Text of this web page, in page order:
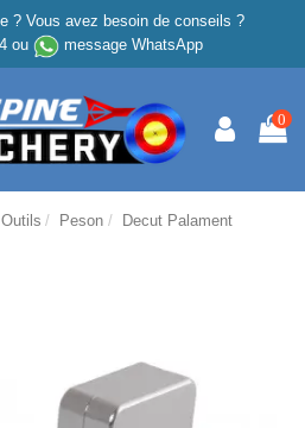
? Vous avez besoin de conseils ?
ou message WhatsApp
0
Outils Peson
Decut Palament